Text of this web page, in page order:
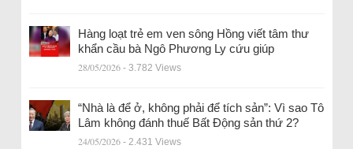
Hàng loạt trẻ em ven sông Hồng viết tâm thư
khẩn cầu bà Ngô Phương Ly cứu giúp
28/05/2026 - 3.782 Views
“Nhà là để ở, không phải để tích sản”: Vì sao Tô
Lâm không đánh thuế Bất Động sản thứ 2?
24/05/2026 - 2.431 Views